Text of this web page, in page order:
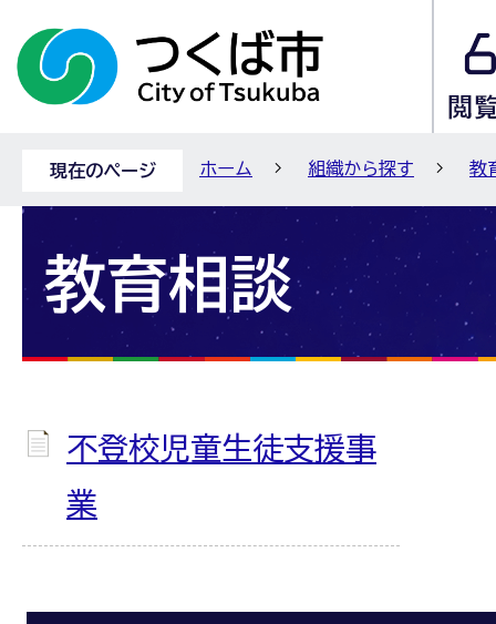
現在のページ ホーム 組織から探す 教
教育相談
不登校児童生徒支援事
業